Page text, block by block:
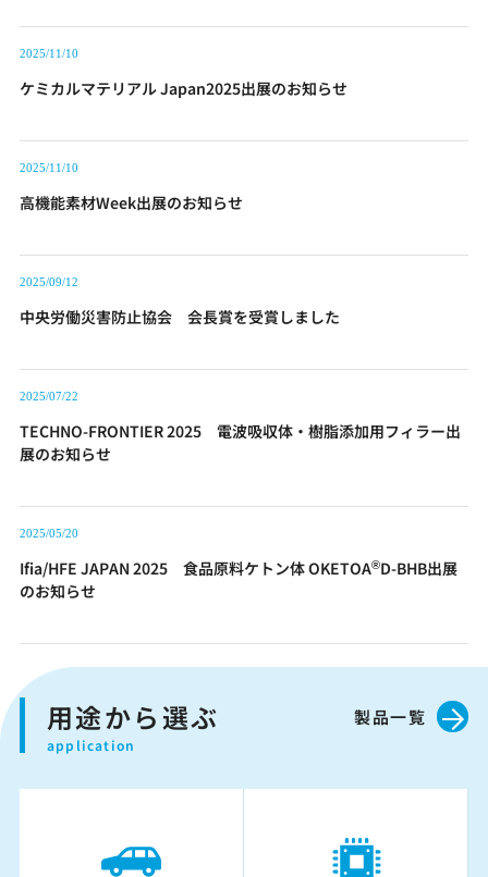
2025/11/10
ケミカルマテリアル Japan2025出展のお知らせ
2025/11/10
高機能素材Week出展のお知らせ
2025/09/12
中央労働災害防止協会 会長賞を受賞しました
2025/07/22
TECHNO-FRONTIER 2025 電波吸収体・樹脂添加用フィラー出
展のお知らせ
2025/05/20
Ifia/HFE JAPAN 2025 食品原料ケトン体 OKETOA®D-BHB出展
のお知らせ
用途から選ぶ 製品一覧